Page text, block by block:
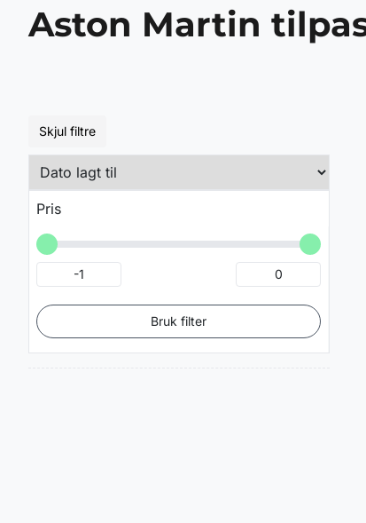
Aston Martin
Skjul filtre
Pris
Bruk filter